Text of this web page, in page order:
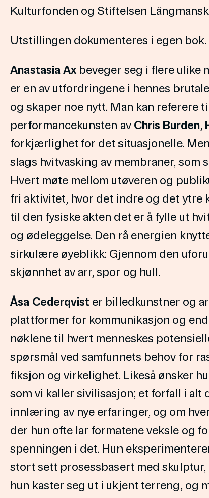
Kulturfonden og Stiftelsen
Utstillingen dokumenteres i egen bok.
Anastasia Ax beveger seg i flere ulike
er en av utfordringene i hennes
og skaper noe nytt. Man kan referere
performancekunsten av Chris Burden,
forkjærlighet for det situasjonelle.
slags hvitvasking av membraner, som
Hvert møte mellom utøveren og
fri aktivitet, hvor det indre og det ytre
til den fysiske akten det er å fylle ut
og ødeleggelse. Den rå energien
sirkulære øyeblikk: Gjennom den
skjønnhet av arr, spor og hull.
Åsa Cederqvist er billedkunstner og
plattformer for kommunikasjon og
nøklene til hvert menneskes
spørsmål ved samfunnets behov for
fiksjon og virkelighet. Likeså ønsker
som vi kaller sivilisasjon; et forfall i
innlæring av nye erfaringer, og om
der hun ofte lar formatene veksle og
spenningen i det. Hun
stort sett prosessbasert med
hun kaster seg ut i ukjent terreng, og